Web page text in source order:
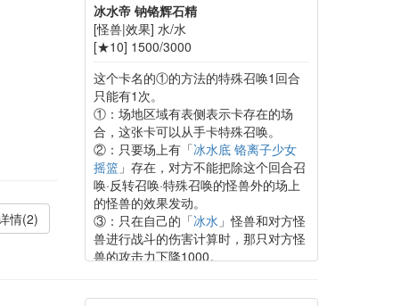
情(2)
冰水帝 钠铬辉石精
[怪兽|效果] 水/水
[★10] 1500/3000
这个卡名的①的方法的特殊召唤1回合
只能有1次。
①：场地区域有表侧表示卡存在的场
合，这张卡可以从手卡特殊召唤。
②：只要场上有「冰水底 铬离子少女
摇篮 」存在，对方不能把除这个回合召
唤·反转召唤·特殊召唤的怪兽外的场上
的怪兽的效果发动。
③：只在自己的「冰水 」怪兽和对方怪
兽进行战斗的伤害计算时，那只对方怪
兽的攻击力下降1000。